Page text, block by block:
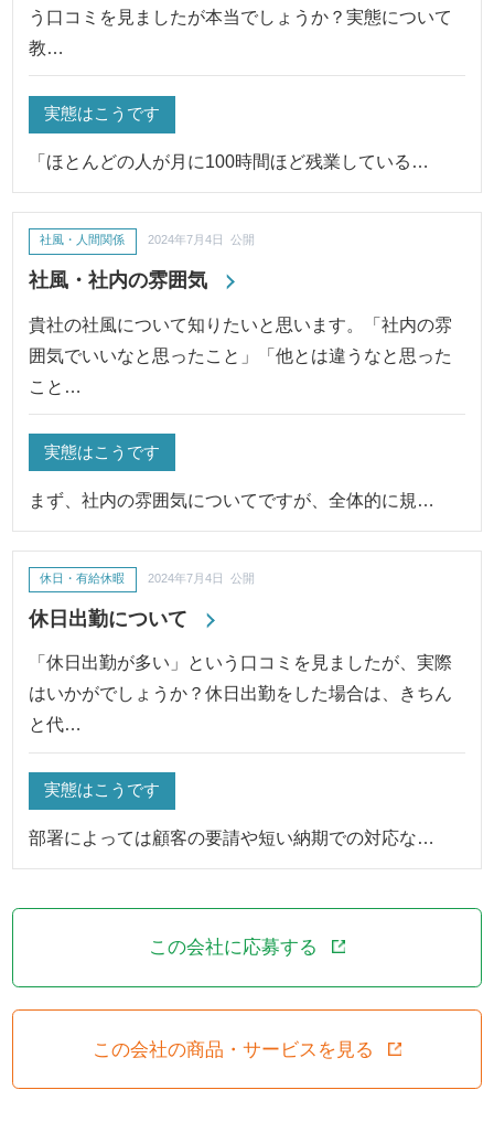
う口コミを見ましたが本当でしょうか？実態について
教…
実態はこうです
「ほとんどの人が月に100時間ほど残業している…
社風・社内の雰囲気
社風・人間関係 2024年7月4日 公開
貴社の社風について知りたいと思います。「社内の雰
囲気でいいなと思ったこと」「他とは違うなと思った
こと…
実態はこうです
まず、社内の雰囲気についてですが、全体的に規…
休日出勤について
休日・有給休暇 2024年7月4日 公開
「休日出勤が多い」という口コミを見ましたが、実際
はいかがでしょうか？休日出勤をした場合は、きちん
と代…
実態はこうです
部署によっては顧客の要請や短い納期での対応な…
この会社に応募する
この会社の商品・サービスを見る